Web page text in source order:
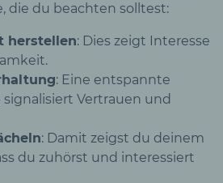
die du beachten solltest:
herstellen: Dies zeigt Interesse
: Eine entspannte
Vertrauen und
: Damit zeigst du deinem
du zuhörst und interessiert